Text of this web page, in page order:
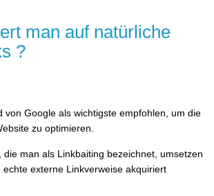
man auf natürliche
?
von Google als wichtigste empfohlen, um die
zu optimieren.
die man als Linkbaiting bezeichnet, umsetzen
externe Linkverweise akquiriert